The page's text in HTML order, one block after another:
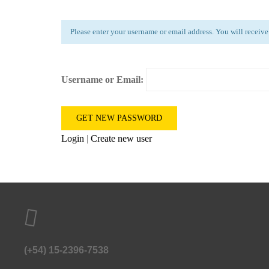
Please enter your username or email address. You will
Username or Email:
Login | Create new user
(+54) 15-2396-7538